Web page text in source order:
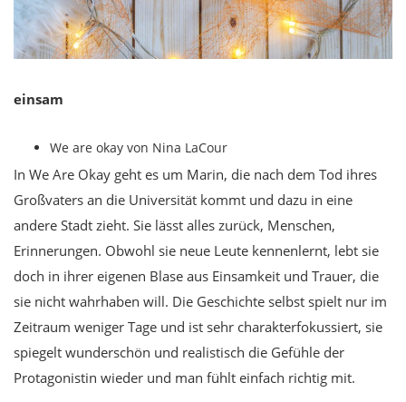
einsam
We are okay von Nina LaCour
In We Are Okay geht es um Marin, die nach dem Tod ihres
Großvaters an die Universität kommt und dazu in eine
andere Stadt zieht. Sie lässt alles zurück, Menschen,
Erinnerungen. Obwohl sie neue Leute kennenlernt, lebt sie
doch in ihrer eigenen Blase aus Einsamkeit und Trauer, die
sie nicht wahrhaben will. Die Geschichte selbst spielt nur im
Zeitraum weniger Tage und ist sehr charakterfokussiert, sie
spiegelt wunderschön und realistisch die Gefühle der
Protagonistin wieder und man fühlt einfach richtig mit.